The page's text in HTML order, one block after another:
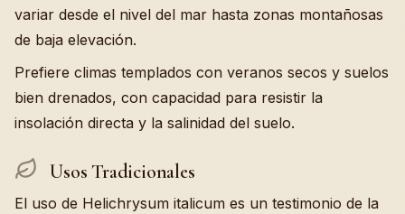
variar desde el nivel del mar hasta zonas montañosas
de baja elevación.
Prefiere climas templados con veranos secos y suelos
bien drenados, con capacidad para resistir la
insolación directa y la salinidad del suelo.
Usos Tradicionales
El uso de Helichrysum italicum es un testimonio de la